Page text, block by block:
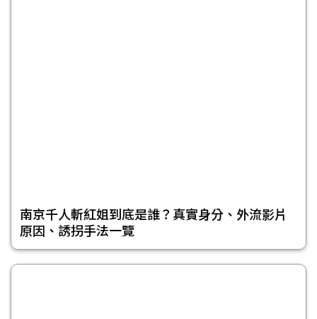
南京千人斬紅姐到底是誰？真實身分、外流影片
原因、誘拐手法一覽